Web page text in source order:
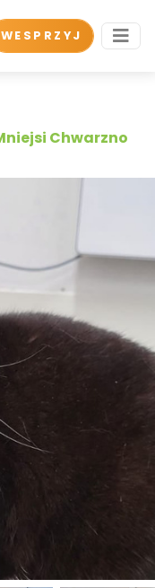
WESPRZYJ
Chwarzno